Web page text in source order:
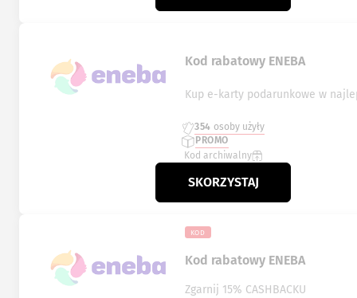
Kod rabatowy ENEBA
Kup e-karty podarunkowe w
354 osoby użyły
PROMO
Kod archiwalny
SKORZYSTAJ
KOD
Kod rabatowy ENEBA
Zgarnij 15% CASHBACKU